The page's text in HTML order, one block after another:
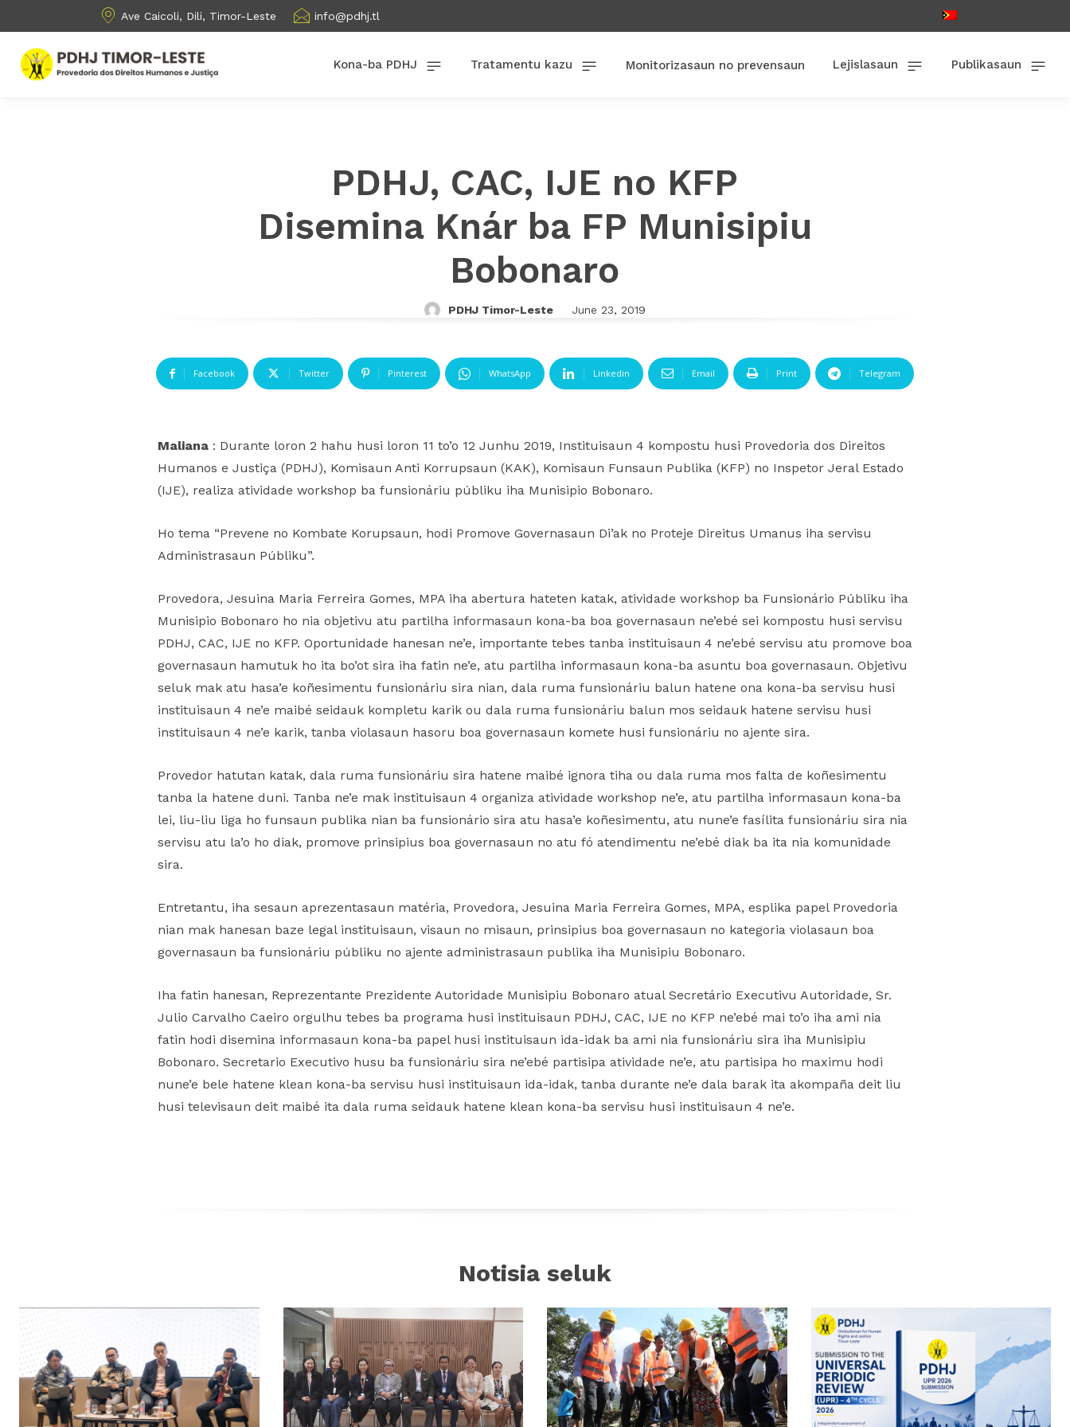
Ave Caicoli, Dili, Timor-Leste info@pdhj.tl
Kona-ba PDHJ Tratamentu kazu Monitorizasaun no prevensaun Lejislasaun Publikasaun
PDHJ, CAC, IJE no KFP
Disemina Knár ba FP Munisipiu
Bobonaro
PDHJ Timor-Leste June 23, 2019
Facebook Twitter Pinterest WhatsApp Linkedin Email Print Telegram
Maliana : Durante loron 2 hahu husi loron 11 to’o 12 Junhu 2019, Instituisaun 4 kompostu husi Provedoria dos Direitos
Humanos e Justiça (PDHJ), Komisaun Anti Korrupsaun (KAK), Komisaun Funsaun Publika (KFP) no Inspetor Jeral Estado
(IJE), realiza atividade workshop ba funsionáriu públiku iha Munisipio Bobonaro.
Ho tema “Prevene no Kombate Korupsaun, hodi Promove Governasaun Di’ak no Proteje Direitus Umanus iha servisu
Administrasaun Públiku”.
Provedora, Jesuina Maria Ferreira Gomes, MPA iha abertura hateten katak, atividade workshop ba Funsionário Públiku iha
Munisipio Bobonaro ho nia objetivu atu partilha informasaun kona-ba boa governasaun ne’ebé sei kompostu husi servisu
PDHJ, CAC, IJE no KFP. Oportunidade hanesan ne’e, importante tebes tanba instituisaun 4 ne’ebé servisu atu promove boa
governasaun hamutuk ho ita bo’ot sira iha fatin ne’e, atu partilha informasaun kona-ba asuntu boa governasaun. Objetivu
seluk mak atu hasa’e koñesimentu funsionáriu sira nian, dala ruma funsionáriu balun hatene ona kona-ba servisu husi
instituisaun 4 ne’e maibé seidauk kompletu karik ou dala ruma funsionáriu balun mos seidauk hatene servisu husi
instituisaun 4 ne’e karik, tanba violasaun hasoru boa governasaun komete husi funsionáriu no ajente sira.
Provedor hatutan katak, dala ruma funsionáriu sira hatene maibé ignora tiha ou dala ruma mos falta de koñesimentu
tanba la hatene duni. Tanba ne’e mak instituisaun 4 organiza atividade workshop ne’e, atu partilha informasaun kona-ba
lei, liu-liu liga ho funsaun publika nian ba funsionário sira atu hasa’e koñesimentu, atu nune’e fasílita funsionáriu sira nia
servisu atu la’o ho diak, promove prinsipius boa governasaun no atu fó atendimentu ne’ebé diak ba ita nia komunidade
sira.
Entretantu, iha sesaun aprezentasaun matéria, Provedora, Jesuina Maria Ferreira Gomes, MPA, esplika papel Provedoria
nian mak hanesan baze legal instituisaun, visaun no misaun, prinsipius boa governasaun no kategoria violasaun boa
governasaun ba funsionáriu públiku no ajente administrasaun publika iha Munisipiu Bobonaro.
Iha fatin hanesan, Reprezentante Prezidente Autoridade Munisipiu Bobonaro atual Secretário Executivu Autoridade, Sr.
Julio Carvalho Caeiro orgulhu tebes ba programa husi instituisaun PDHJ, CAC, IJE no KFP ne’ebé mai to’o iha ami nia
fatin hodi disemina informasaun kona-ba papel husi instituisaun ida-idak ba ami nia funsionáriu sira iha Munisipiu
Bobonaro. Secretario Executivo husu ba funsionáriu sira ne’ebé partisipa atividade ne’e, atu partisipa ho maximu hodi
nune’e bele hatene klean kona-ba servisu husi instituisaun ida-idak, tanba durante ne’e dala barak ita akompaña deit liu
husi televisaun deit maibé ita dala ruma seidauk hatene klean kona-ba servisu husi instituisaun 4 ne’e.
Notisia seluk